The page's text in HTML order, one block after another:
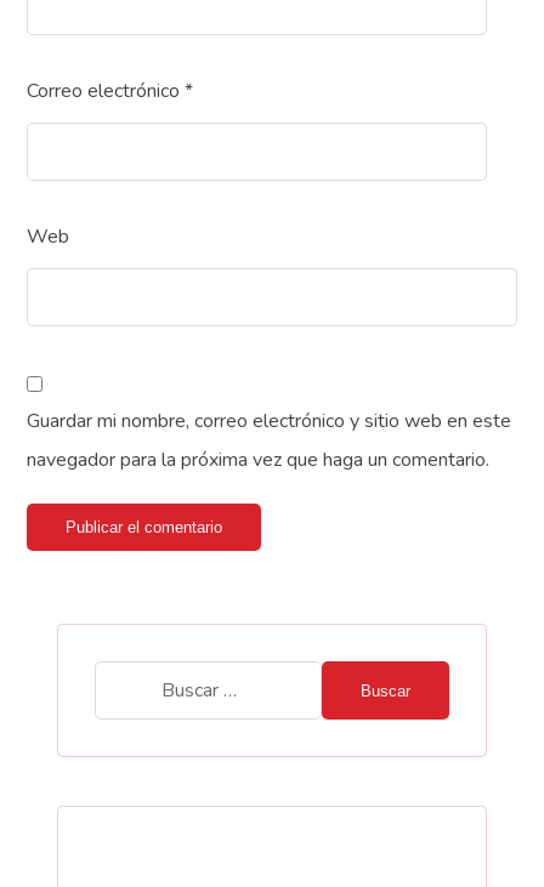
Correo electrónico*
Web
Guardar mi nombre, correo electrónico y sitio web en este
navegador para la próxima vez que haga un comentario.
Publicar el comentario
Buscar